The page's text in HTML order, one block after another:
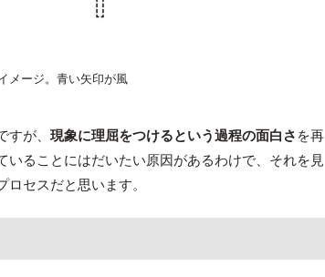
メージ。青い矢印が風
すが、現象に理屈をつけるという過程の面白さ を再
いることにはだいたい原因があるわけで、それを見
セスだと思います。